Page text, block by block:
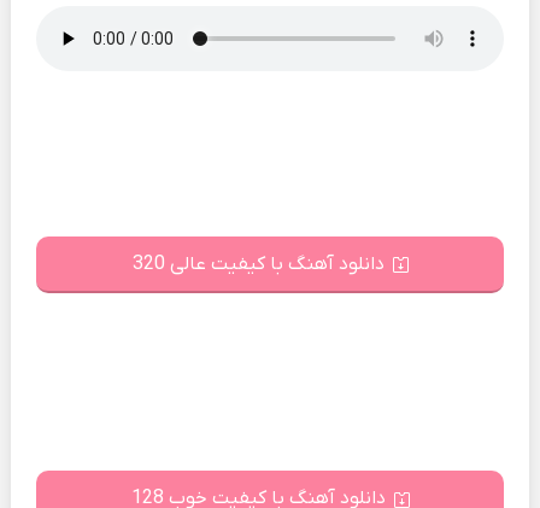
دانلود آهنگ با کیفیت عالی 320
دانلود آهنگ با کیفیت خوب 128